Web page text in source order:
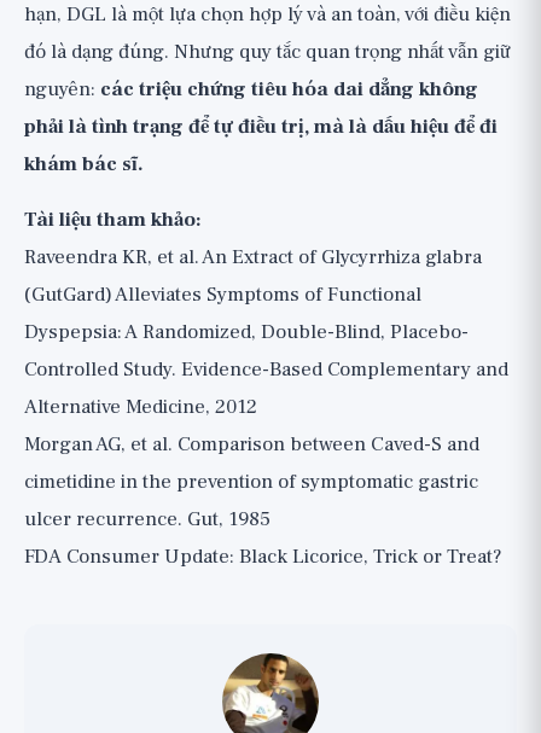
hạn, DGL là một lựa chọn hợp lý và an toàn, với điều kiện
đó là dạng đúng. Nhưng quy tắc quan trọng nhất vẫn giữ
nguyên: các triệu chứng tiêu hóa dai dẳng không
phải là tình trạng để tự điều trị, mà là dấu hiệu để đi
khám bác sĩ.
Tài liệu tham khảo:
Raveendra KR, et al. An Extract of Glycyrrhiza glabra
(GutGard) Alleviates Symptoms of Functional
Dyspepsia: A Randomized, Double-Blind, Placebo-
Controlled Study. Evidence-Based Complementary and
Alternative Medicine, 2012
Morgan AG, et al. Comparison between Caved-S and
cimetidine in the prevention of symptomatic gastric
ulcer recurrence. Gut, 1985
FDA Consumer Update: Black Licorice, Trick or Treat?